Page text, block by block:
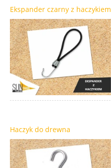
Ekspander czarny z haczykiem
Haczyk do drewna